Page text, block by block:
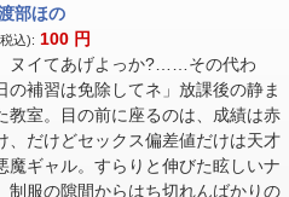
部ほの
込): 100 円
ヌイてあげよっか?……その代わ
の補習は免除してネ」放課後の静ま
教室。目の前に座るのは、成績は赤
、だけどセックス偏差値だけは天才
魔ギャル。すらりと伸びた眩しいナ
制服の隙間からはち切れんばかりの